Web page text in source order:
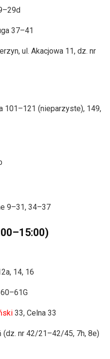
37–41
ul. Akacjowa 11, dz. nr
101–121 (nieparzyste), 149,
9–31, 34–37
14, 16
33, Celna 33
(dz. nr 42/21–42/45, 7h, 8e)